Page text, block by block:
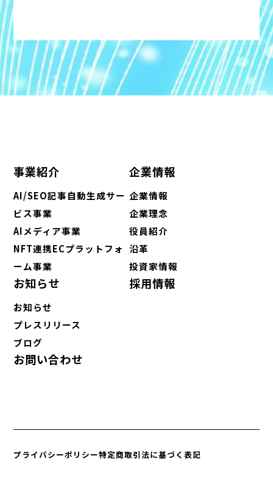
事業紹介
AI/SEO記事自動生成サー
ビス事業
AIメディア事業
NFT連携ECプラットフォ
ーム事業
企業情報
企業情報
企業理念
役員紹介
沿革
投資家情報
お知らせ
お知らせ
プレスリリース
ブログ
採用情報
お問い合わせ
プライバシーポリシー特定商取引法に基づく表記